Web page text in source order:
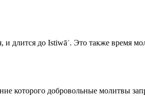
и длится до Istiwāʾ. Это также время
которого добровольные молитвы